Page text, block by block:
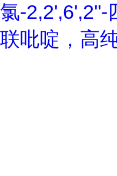
氯-2,2',6',2''-
联吡啶，高